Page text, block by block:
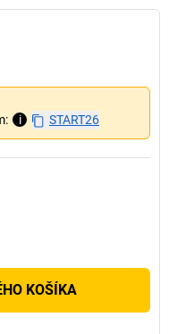
i START26
KOŠÍKA